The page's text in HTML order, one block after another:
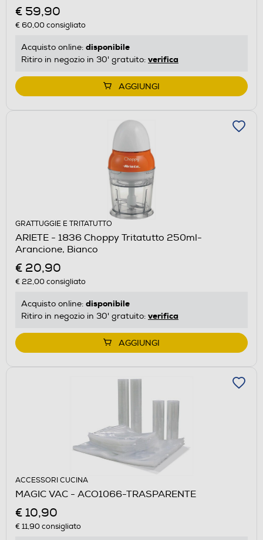
€ 59,90
€ 60,00consigliato
Acquisto online: disponibile
Ritiro in negozio in 30' gratuito: verifica
AGGIUNGI
GRATTUGGIE E TRITATUTTO
ARIETE - 1836 Choppy Tritatutto 250ml-
Arancione, Bianco
€ 20,90
€ 22,00consigliato
Acquisto online: disponibile
Ritiro in negozio in 30' gratuito: verifica
AGGIUNGI
ACCESSORI CUCINA
MAGIC VAC - ACO1066-TRASPARENTE
€ 10,90
€ 11,90consigliato